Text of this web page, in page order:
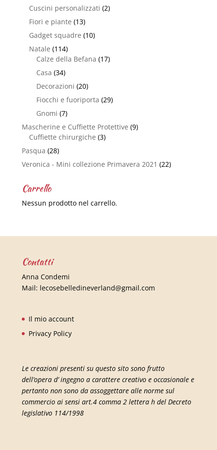
Cuscini personalizzati (2)
Fiori e piante (13)
Gadget squadre (10)
Natale (114)
Calze della Befana (17)
Casa (34)
Decorazioni (20)
Fiocchi e fuoriporta (29)
Gnomi (7)
Mascherine e Cuffiette Protettive (9)
Cuffiette chirurgiche (3)
Pasqua (28)
Veronica - Mini collezione Primavera 2021 (22)
Carrello
Nessun prodotto nel carrello.
Contatti
Anna Condemi
Mail: lecosebelledineverland@gmail.com
Il mio account
Privacy Policy
Le creazioni presenti su questo sito sono frutto
dell’opera d’ ingegno a carattere creativo e occasionale e
pertanto non sono da assoggettare alle norme sul
commercio ai sensi art.4 comma 2 lettera h del Decreto
legislativo 114/1998